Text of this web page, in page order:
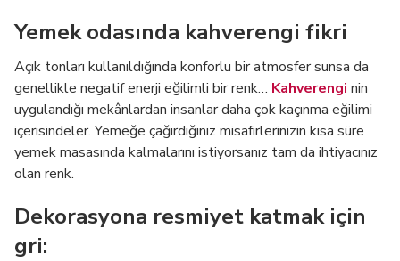
Yemek odasında kahverengi fikri
Açık tonları kullanıldığında konforlu bir atmosfer sunsa da
genellikle negatif enerji eğilimli bir renk… Kahverengi nin
uygulandığı mekânlardan insanlar daha çok kaçınma eğilimi
içerisindeler. Yemeğe çağırdığınız misafirlerinizin kısa süre
yemek masasında kalmalarını istiyorsanız tam da ihtiyacınız
olan renk.
Dekorasyona resmiyet katmak için
gri: